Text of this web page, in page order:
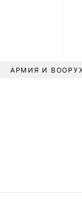
АРМИЯ И